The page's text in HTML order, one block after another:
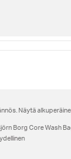
Näytä
Borg Core Wash